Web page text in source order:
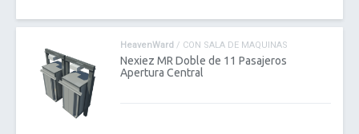
HeavenWard / CON SALA DE MAQUINAS
Nexiez MR Doble de 11 Pasajeros
Apertura Central